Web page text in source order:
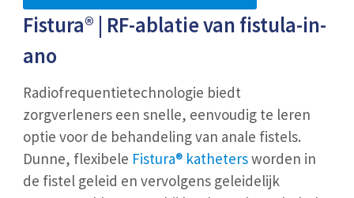
Fistura® | RF-ablatie van fistula-in-
ano
Radiofrequentietechnologie biedt
zorgverleners een snelle, eenvoudig te leren
optie voor de behandeling van anale fistels.
Dunne, flexibele Fistura® kathetersworden in
de fistel geleid en vervolgens geleidelijk